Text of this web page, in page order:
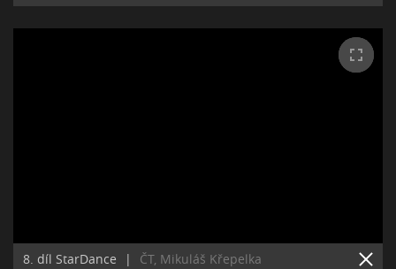
8. díl StarDance | ČT, Mikuláš Křepelka